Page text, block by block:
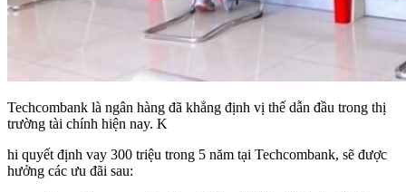
Techcombank là ngân hàng đã khẳng định vị thế dẫn đầu trong thị
trường tài chính hiện nay. K
hi quyết định vay 300 triệu trong 5 năm tại Techcombank, sẽ được
hưởng các ưu đãi sau: